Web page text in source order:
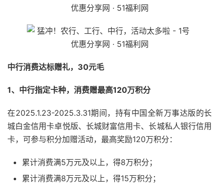
中行消费达标赠礼，30元毛
1、中行指定卡种，消费赠最高120万积分
在2025.1.23-2025.3.31期间，持有中国全新万事达版的长
城白金信用卡卓悦版、长城财富信用卡、长城私人银行信用
卡，可参与积分加赠活动，最高奖励120万积分：
累计消费满5万元及以上，得8万积分；
累计消费满8万元及以上，得15万积分；